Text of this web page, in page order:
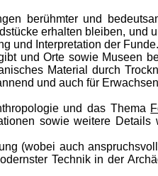
berühmter und
erhalten bleiben, und
und Interpretation der Funde.
und Orte sowie Museen
Material durch
und auch für
und das Thema
sowie weitere
(wobei auch
Technik in der